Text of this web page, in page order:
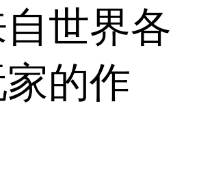
世界各
的作